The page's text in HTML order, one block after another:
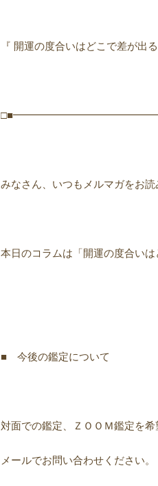
『 開運の度合いはどこで差が出
みなさん、いつもメルマガをお読
本日のコラムは「開運の度合いは
■ 今後の鑑定について
対面での鑑定、ＺＯＯＭ鑑定を
メールでお問い合わせください